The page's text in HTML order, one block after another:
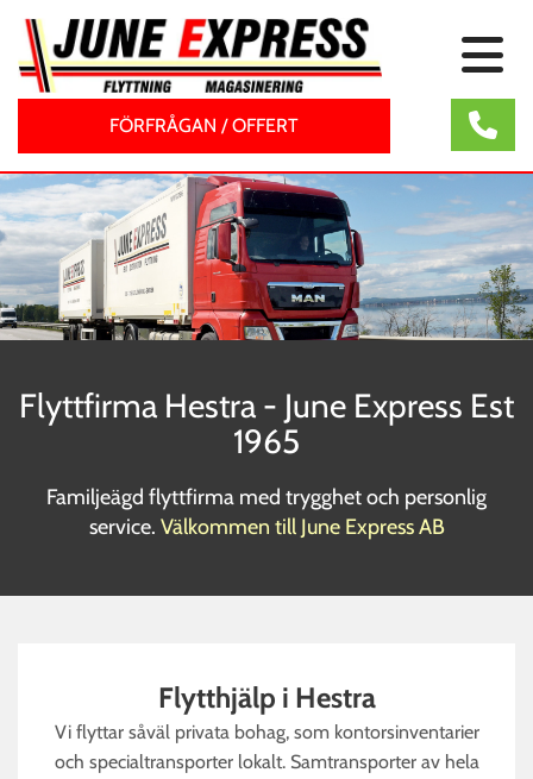
FÖRFRÅGAN / OFFERT
Flyttfirma Hestra - June Express Est
1965
Familjeägd flyttfirma med trygghet och personlig
service. Välkommen till June Express AB
Flytthjälp i Hestra
Vi flyttar såväl privata bohag, som kontorsinventarier
och specialtransporter lokalt. Samtransporter av hela